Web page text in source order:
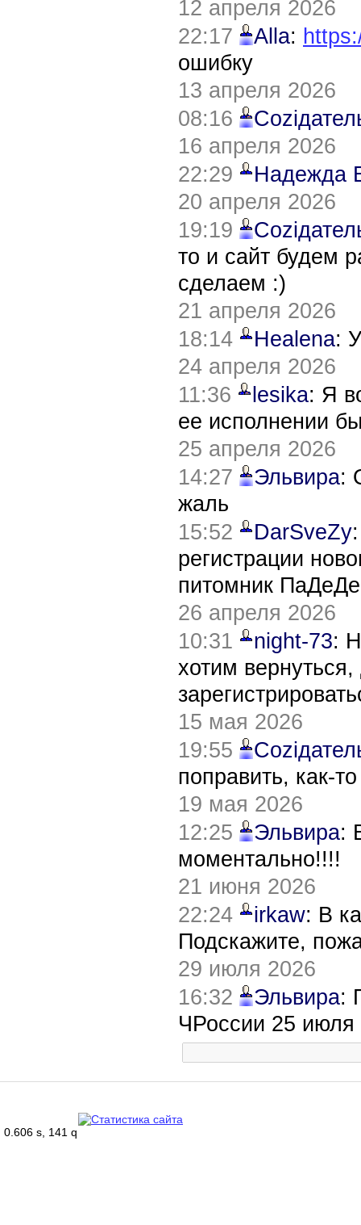
12 апреля 2026
22:17
Alla:
ошибку
13 апреля 2026
08:16
16 апреля 2026
22:29
Надежда
20 апреля 2026
19:19
то и сайт будем
сделаем :)
21 апреля 2026
18:14
Healena:
24 апреля 2026
11:36
lesika: Я
ее исполнении
25 апреля 2026
14:27
Эльвира:
жаль
15:52
DarSveZy
регистрации
питомник
26 апреля 2026
10:31
night-73:
хотим
15 мая 2026
19:55
поправить, как-
19 мая 2026
12:25
Эльвира:
моментально!!!!
21 июня 2026
22:24
irkaw: В
Подскажите,
29 июля 2026
16:32
Эльвира:
ЧРоссии 25 июля
0.606 s, 141 q